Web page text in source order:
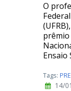
O
Ensaio
Tags:
14/